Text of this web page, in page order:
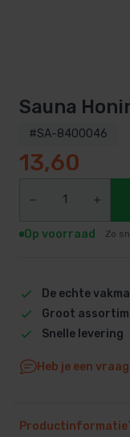
Sauna
#SA-8400046
13,60
Op voorraad Zo
De echte
Groot
Snelle levering
Heb je een
Productinformatie